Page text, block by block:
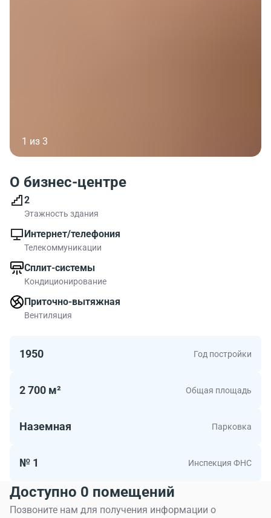
1 из 3
О бизнес-центре
2
Этажность здания
Интернет/телефония
Телекоммуникации
Сплит-системы
Кондиционирование
Приточно-вытяжная
Вентиляция
1950 Год постройки
2 700 м² Общая площадь
Наземная Парковка
№ 1 Инспекция ФНС
Доступно 0 помещений
Позвоните нам для получения информации о